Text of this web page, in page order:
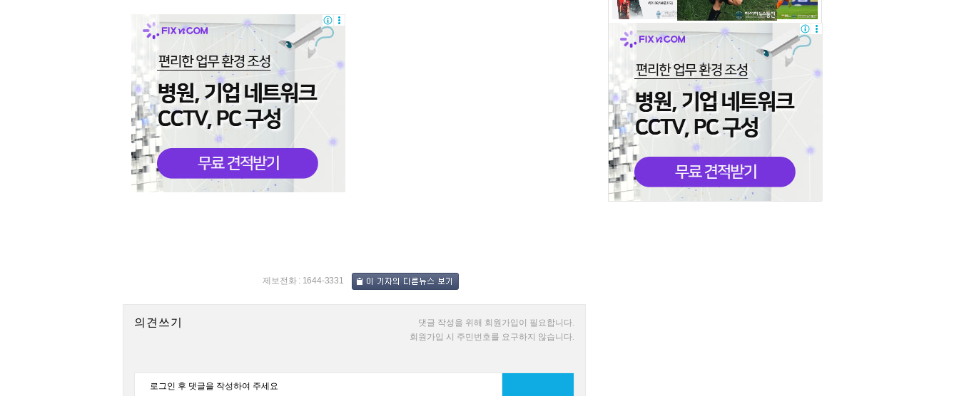
제보전화 : 1644-3331
의견쓰기
댓글 작성을 위해 회원가입이 필요합니다.
회원가입 시 주민번호를 요구하지 않습니다.